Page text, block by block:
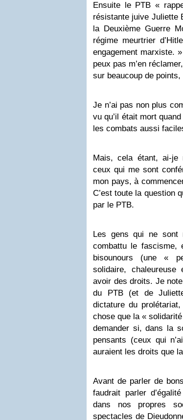
Ensuite le PTB «
résistante juive Juliette
la Deuxième Guerre
régime meurtrier
engagement marxiste.
peux pas m’en
sur beaucoup de
Je n’ai pas non plus
vu qu’il était mort
les combats aussi
Mais, cela étant, ai-je
ceux qui me sont
mon pays, à
C’est toute la question
par le PTB.
Les gens qui ne sont
combattu le fascisme,
bisounours (une «
solidaire, chaleureuse
avoir des droits. Je
du PTB (et de
dictature du
chose que la «
demander si, dans la
pensants (ceux qui
auraient les droits que
Avant de parler de
faudrait parler
dans nos propres
spectacles de